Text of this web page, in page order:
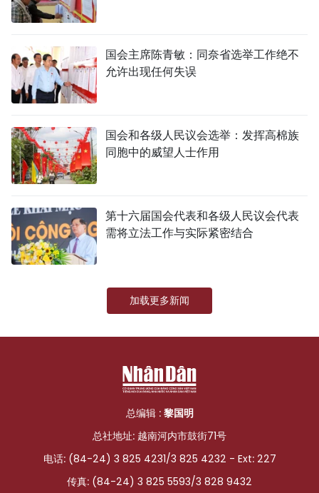
国会主席陈青敏：同奈省选举工作绝不
允许出现任何失误
国会和各级人民议会选举：发挥高棉族
同胞中的威望人士作用
第十六届国会代表和各级人民议会代表
需将立法工作与实际紧密结合
加载更多新闻
总编辑 : 黎国明
总社地址: 越南河内市鼓街71号
电话: (84-24) 3 825 4231/3 825 4232 - Ext: 227
传真: (84-24) 3 825 5593/3 828 9432